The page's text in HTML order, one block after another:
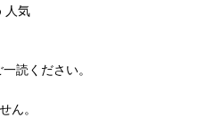
人気
読ください。
ん。